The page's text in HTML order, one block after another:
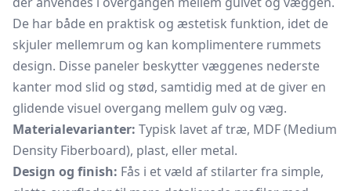
De har både en praktisk og æstetisk funktion, idet de
skjuler mellemrum og kan komplimentere rummets
design. Disse paneler beskytter væggenes nederste
kanter mod slid og stød, samtidig med at de giver en
glidende visuel overgang mellem gulv og væg.
Materialevarianter: Typisk lavet af træ, MDF (Medium
Density Fiberboard), plast, eller metal.
Design og finish: Fås i et væld af stilarter fra simple,